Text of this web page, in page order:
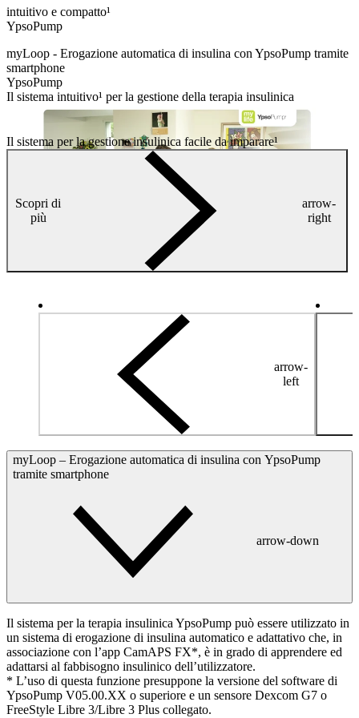
intuitivo e compatto¹
YpsoPump
myLoop - Erogazione automatica di insulina con YpsoPump tramite
smartphone
YpsoPump
Il sistema intuitivo¹ per la gestione della terapia insulinica
Il sistema per la gestione insulinica facile da imparare¹
Scopri di
più
arrow-
right
arrow-
left
myLoop – Erogazione automatica di insulina con YpsoPump
tramite smartphone
arrow-down
Il sistema per la terapia insulinica YpsoPump può essere utilizzato in
un sistema di erogazione di insulina automatico e adattativo che, in
associazione con l’app CamAPS FX*, è in grado di apprendere ed
adattarsi al fabbisogno insulinico dell’utilizzatore.
* L’uso di questa funzione presuppone la versione del software di
YpsoPump V05.00.XX o superiore e un sensore Dexcom G7 o
FreeStyle Libre 3/Libre 3 Plus collegato.